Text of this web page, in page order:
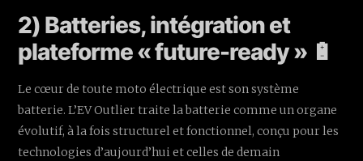
2) Batteries, intégration et
plateforme « future-ready » 🔋
Le cœur de toute moto électrique est son système
batterie. L’EV Outlier traite la batterie comme un organe
évolutif, à la fois structurel et fonctionnel, conçu pour les
technologies d’aujourd’hui et celles de demain